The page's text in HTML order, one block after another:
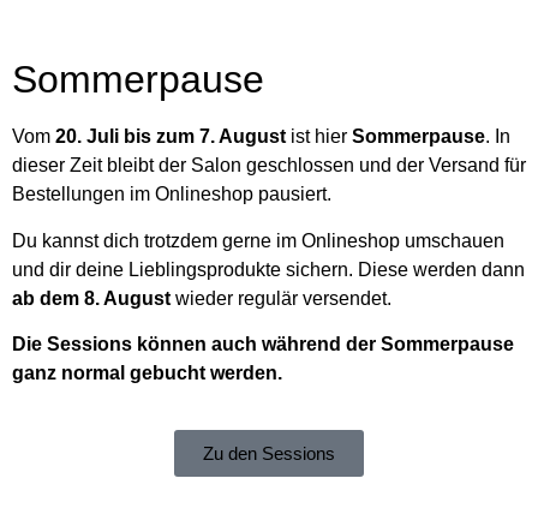
Sommerpause
Vom 20. Juli bis zum 7. Augustist hier Sommerpause. In
dieser Zeit bleibt der Salon geschlossen und der Versand für
Bestellungen im Onlineshop pausiert.
Du kannst dich trotzdem gerne im Onlineshop umschauen
und dir deine Lieblingsprodukte sichern. Diese werden dann
ab dem 8. August wieder regulär versendet.
Die Sessions können auch während der Sommerpause
ganz normal gebucht werden.
Zu den Sessions